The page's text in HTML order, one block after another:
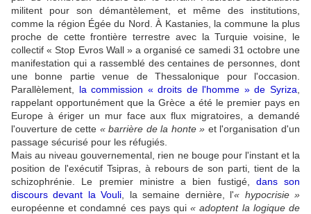
militent pour son démantèlement, et même des institutions,
comme la région Égée du Nord. À Kastanies, la commune la plus
proche de cette frontière terrestre avec la Turquie voisine, le
collectif « Stop Evros Wall » a organisé ce samedi 31 octobre une
manifestation qui a rassemblé des centaines de personnes, dont
une bonne partie venue de Thessalonique pour l'occasion.
Parallèlement, la commission « droits de l'homme » de Syriza
rappelant opportunément que la Grèce a été le premier pays en
Europe à ériger un mur face aux flux migratoires, a demandé
l'ouverture de cette « barrière de la honte » et l'organisation d'un
passage sécurisé pour les réfugiés.
Mais au niveau gouvernemental, rien ne bouge pour l'instant et la
position de l'exécutif Tsipras, à rebours de son parti, tient de la
schizophrénie. Le premier ministre a bien fustigé,
dans son
discours devant la Vouli , la semaine dernière, l'« hypocrisie »
européenne et condamné ces pays qui« adoptent la logique de